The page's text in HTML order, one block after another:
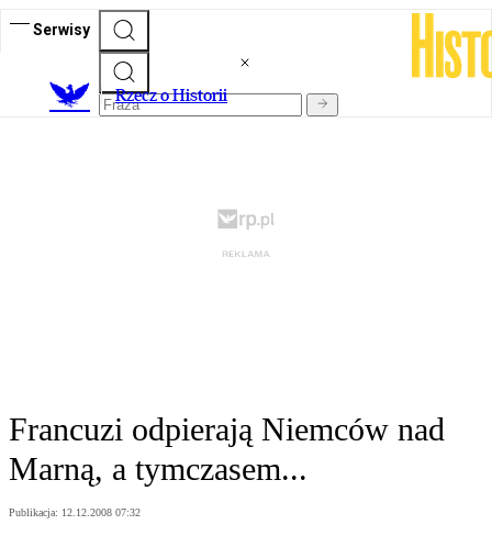
Serwisy
Rzecz o Historii
Francuzi odpierają Niemców nad
Marną, a tymczasem...
Publikacja: 12.12.2008 07:32